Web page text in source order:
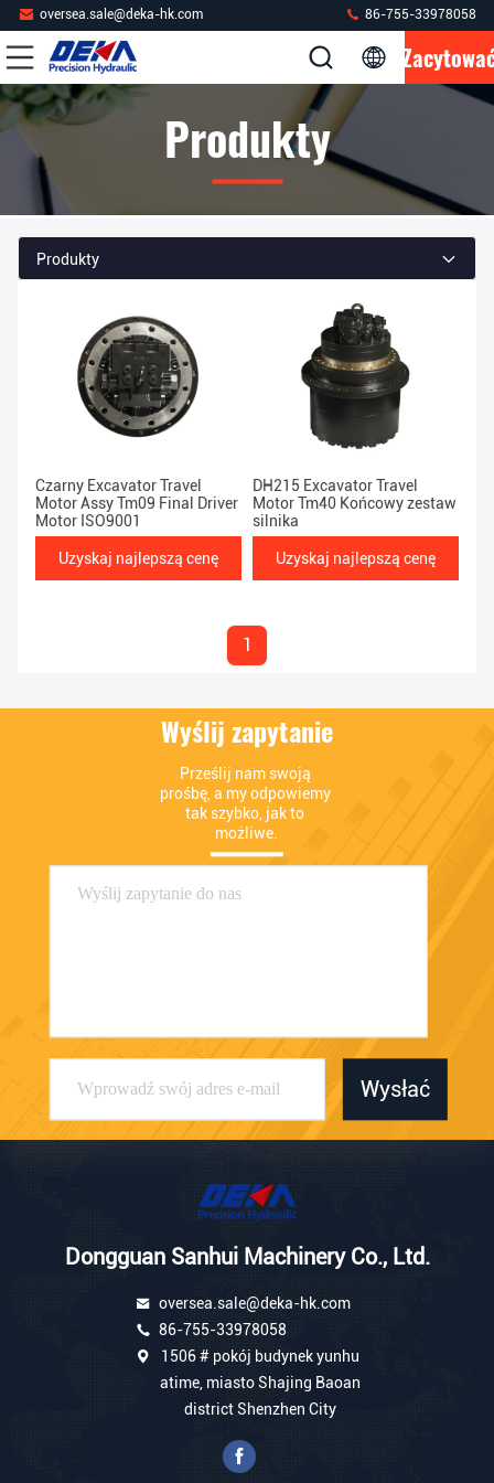
oversea.sale@deka-hk.com 86-755-33978058
Produkty
Produkty
Czarny Excavator Travel
Motor Assy Tm09 Final Driver
Motor ISO9001
Uzyskaj najlepszą cenę
DH215 Excavator Travel
Motor Tm40 Końcowy zestaw
silnika
Uzyskaj najlepszą cenę
1
Wyślij zapytanie
Prześlij nam swoją
prośbę, a my odpowiemy
tak szybko, jak to
możliwe.
Wysłać
Dongguan Sanhui Machinery Co., Ltd.
oversea.sale@deka-hk.com
86-755-33978058
1506 # pokój budynek yunhu
atime, miasto Shajing Baoan
district Shenzhen City